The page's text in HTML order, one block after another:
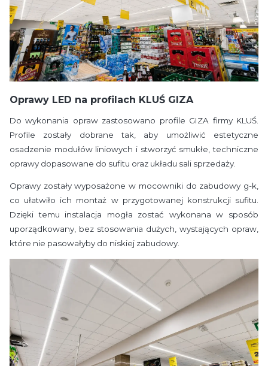
Oprawy LED na profilach KLUŚ GIZA
Do wykonania opraw zastosowano profile GIZA firmy KLUŚ.
Profile zostały dobrane tak, aby umożliwić estetyczne
osadzenie modułów liniowych i stworzyć smukłe, techniczne
oprawy dopasowane do sufitu oraz układu sali sprzedaży.
Oprawy zostały wyposażone w mocowniki do zabudowy g-k,
co ułatwiło ich montaż w przygotowanej konstrukcji sufitu.
Dzięki temu instalacja mogła zostać wykonana w sposób
uporządkowany, bez stosowania dużych, wystających opraw,
które nie pasowałyby do niskiej zabudowy.